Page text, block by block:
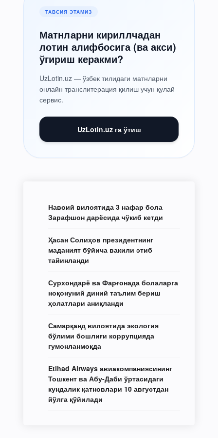
ТАВСИЯ ЭТАМИЗ
Матнларни кириллчадан
лотин алифбосига (ва акси)
ўгириш керакми?
UzLotin.uz — ўзбек тилидаги матнларни
онлайн транслитерация қилиш учун қулай
сервис.
UzLotin.uz га ўтиш
Навоий вилоятида 3 нафар бола
Зарафшон дарёсида чўкиб кетди
Ҳасан Солиҳов президентнинг
маданият бўйича вакили этиб
тайинланди
Сурхондарё ва Фарғонада болаларга
ноқонуний диний таълим бериш
ҳолатлари аниқланди
Самарқанд вилоятида экология
бўлими бошлиғи коррупцияда
гумонланмоқда
Etihad Airways авиакомпаниясининг
Тошкент ва Абу-Даби ўртасидаги
кундалик қатновлари 10 августдан
йўлга қўйилади